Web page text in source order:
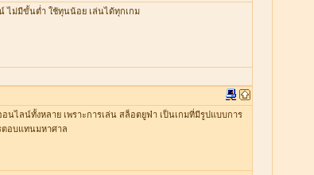
ไม่มีขั้นต่ำ ใช้ทุนน้อย เล่นได้ทุกเกม
ไลน์ทั้งหลาย เพราะการเล่น สล็อตยูฟ่า เป็นเกมที่มีรูปแบบการ
ตอบแทนมหาศาล